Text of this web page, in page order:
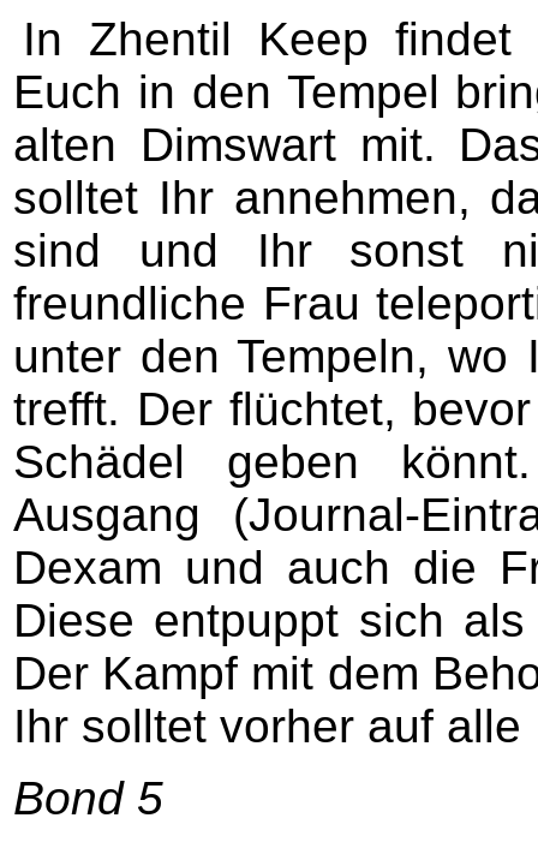
In Zhentil Keep findet
Euch in den Tempel
alten Dimswart mit.
solltet Ihr annehmen,
sind und Ihr sonst
freundliche Frau
unter den Tempeln, wo
trefft. Der flüchtet,
Schädel geben
Ausgang (Journal-
Dexam und auch die
Diese entpuppt sich
Der Kampf mit dem
Ihr solltet vorher auf
Bond 5